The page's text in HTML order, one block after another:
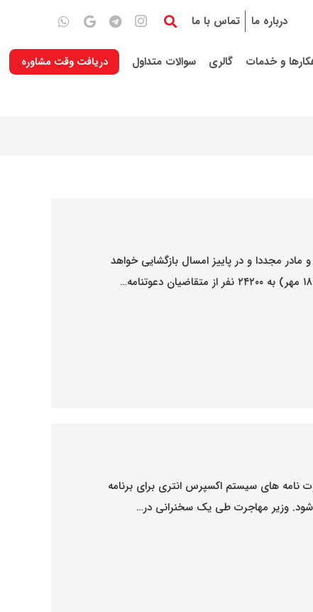
درباره ما تماس با ما
و خدمات گالری سوالات متداول دریافت وقت مشاوره
مجددا و در پاییز امسال بازگشایی خواهد
نامه های سیستم اکسپرس انتری برای برنامه